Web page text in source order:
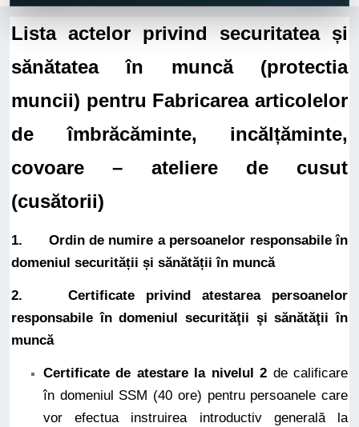
Lista actelor privind securitatea și
sănătatea în muncă (protectia
muncii) pentru Fabricarea articolelor
de îmbrăcăminte, incălțăminte,
covoare – ateliere de cusut
(cusătorii)
1. Ordin de numire a persoanelor responsabile în
domeniul securității și sănătății în muncă
2. Certificate privind atestarea persoanelor
responsabile în domeniul securităţii şi sănătăţii în
muncă
Certificate de atestare la nivelul 2 de calificare
în domeniul SSM (40 ore) pentru persoanele care
vor efectua instruirea introductiv generală la